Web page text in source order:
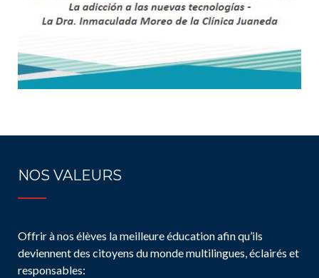
NOS VALEURS
Offrir à nos élèves la meilleure éducation afin qu’ils
deviennent des citoyens du monde multilingues, éclairés et
responsables: